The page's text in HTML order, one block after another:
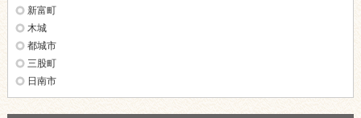
新富町
木城
都城市
三股町
日南市